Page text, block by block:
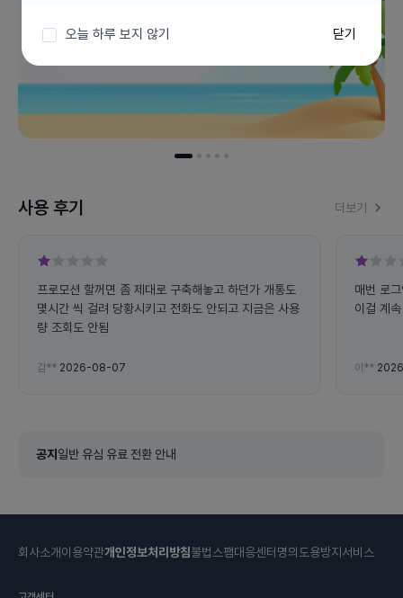
사용 후기 더보기
프로모션 할꺼면 좀 제대로 구축해놓고 하던가 개통도
몇시간 씩 걸려 당황시키고 전화도 안되고 지금은 사용
량 조회도 안됨
김** 2026-08-07
매번 로
이걸 계
이**
공지 일반 유심 유료 전환 안내
회사소개이용약관개인정보처리방침불법스팸대응센터 명의도용방지서비스
오늘 하루 보지 않기 닫기